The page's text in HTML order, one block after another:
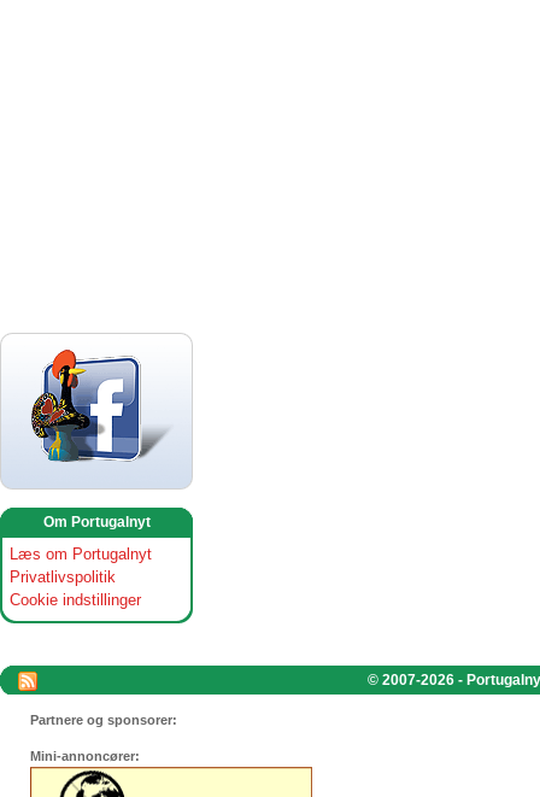
Om Portugalnyt
Læs om Portugalnyt
Privatlivspolitik
Cookie indstillinger
© 2007-2026 -
Partnere og sponsorer:
Mini-annoncører: